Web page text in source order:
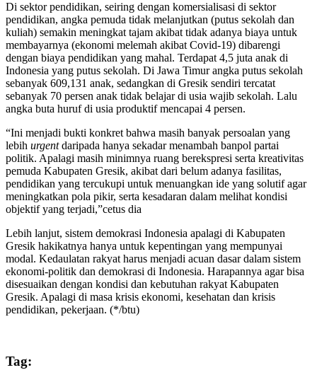
Di sektor pendidikan, seiring dengan komersialisasi di sektor
pendidikan, angka pemuda tidak melanjutkan (putus sekolah dan
kuliah) semakin meningkat tajam akibat tidak adanya biaya untuk
membayarnya (ekonomi melemah akibat Covid-19) dibarengi
dengan biaya pendidikan yang mahal. Terdapat 4,5 juta anak di
Indonesia yang putus sekolah. Di Jawa Timur angka putus sekolah
sebanyak 609,131 anak, sedangkan di Gresik sendiri tercatat
sebanyak 70 persen anak tidak belajar di usia wajib sekolah. Lalu
angka buta huruf di usia produktif mencapai 4 persen.
“Ini menjadi bukti konkret bahwa masih banyak persoalan yang
lebih urgentdaripada hanya sekadar menambah banpol partai
politik. Apalagi masih minimnya ruang berekspresi serta kreativitas
pemuda Kabupaten Gresik, akibat dari belum adanya fasilitas,
pendidikan yang tercukupi untuk menuangkan ide yang solutif agar
meningkatkan pola pikir, serta kesadaran dalam melihat kondisi
objektif yang terjadi,”cetus dia
Lebih lanjut, sistem demokrasi Indonesia apalagi di Kabupaten
Gresik hakikatnya hanya untuk kepentingan yang mempunyai
modal. Kedaulatan rakyat harus menjadi acuan dasar dalam sistem
ekonomi-politik dan demokrasi di Indonesia. Harapannya agar bisa
disesuaikan dengan kondisi dan kebutuhan rakyat Kabupaten
Gresik. Apalagi di masa krisis ekonomi, kesehatan dan krisis
pendidikan, pekerjaan. (*/btu)
Tag: